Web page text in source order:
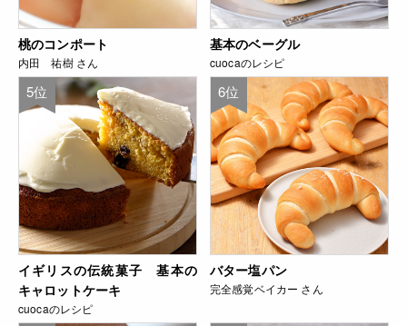
桃のコンポート
内田 祐樹 さん
基本のベーグル
cuocaのレシピ
5位
イギリスの伝統菓子 基本の
キャロットケーキ
cuocaのレシピ
6位
バター塩パン
完全感覚ベイカー さん